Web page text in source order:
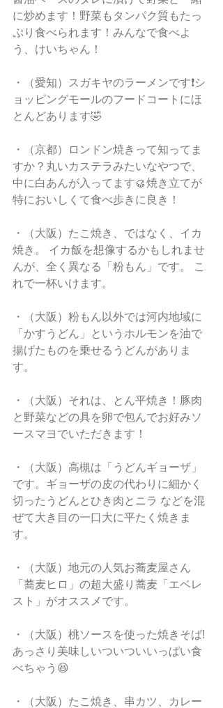
に炒めます！野菜もタンパク質もたっ
ぷり食べられます！みんなで食べよ
う、けいちゃん！
・（愛知）スガキヤのラーメンです❗️シ
ョッピングモールのフードコートにほ
とんどあります🤣
・（京都）ロンドン焼きって知ってま
すか？丸いカステラみたいなやつで、
中に白あんが入ってます🥮焼き立てが
特においしくて食べ歩きに良き！
・（大阪）たこ焼き、ではなく、イカ
焼き。 イカ飯を想像するかもしれませ
んが、全く異なる「粉もん」です。 こ
れで一杯いけます。
・（大阪）粉もん以外では河内地域に
「かすうどん」というホルモンを油で
揚げたものを乗せるうどんがありま
す。
・（大阪）それは、とん平焼き！豚肉
と野菜などの具を卵で包んでお好みソ
ースマヨでいただきます！
・（大阪）高槻は「うどんギョーザ」
です。ギョーザの皮の代わりに細かく
切ったうどんとひき肉とニラ などを混
ぜて大き目の一口大に平たく焼きま
す。
・（大阪）地元の人気お蕎麦屋さん
「蕎麦ヒロ」の超大盛り蕎麦「エベレ
スト」がオススメです。
・（大阪）桃ソースを使った焼きそば!
あっさり美味しいついついいっぱい食
べちゃう😆
・（大阪）たこ焼き、串カツ、カレー